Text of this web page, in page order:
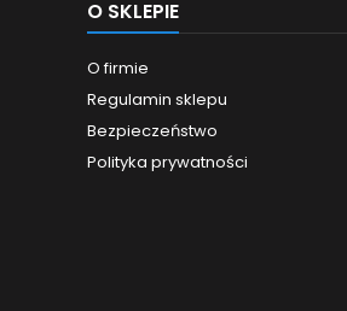
O SKLEPIE
O firmie
Regulamin sklepu
Bezpieczeństwo
Polityka prywatności